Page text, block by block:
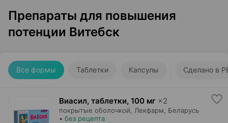
Препараты для повышения
потенции Витебск
Все формы Таблетки Капсулы Сделано в
Виасил, таблетки, 100 мг ×2
покрытые оболочкой, Лекфарм , Беларусь
• без рецепта